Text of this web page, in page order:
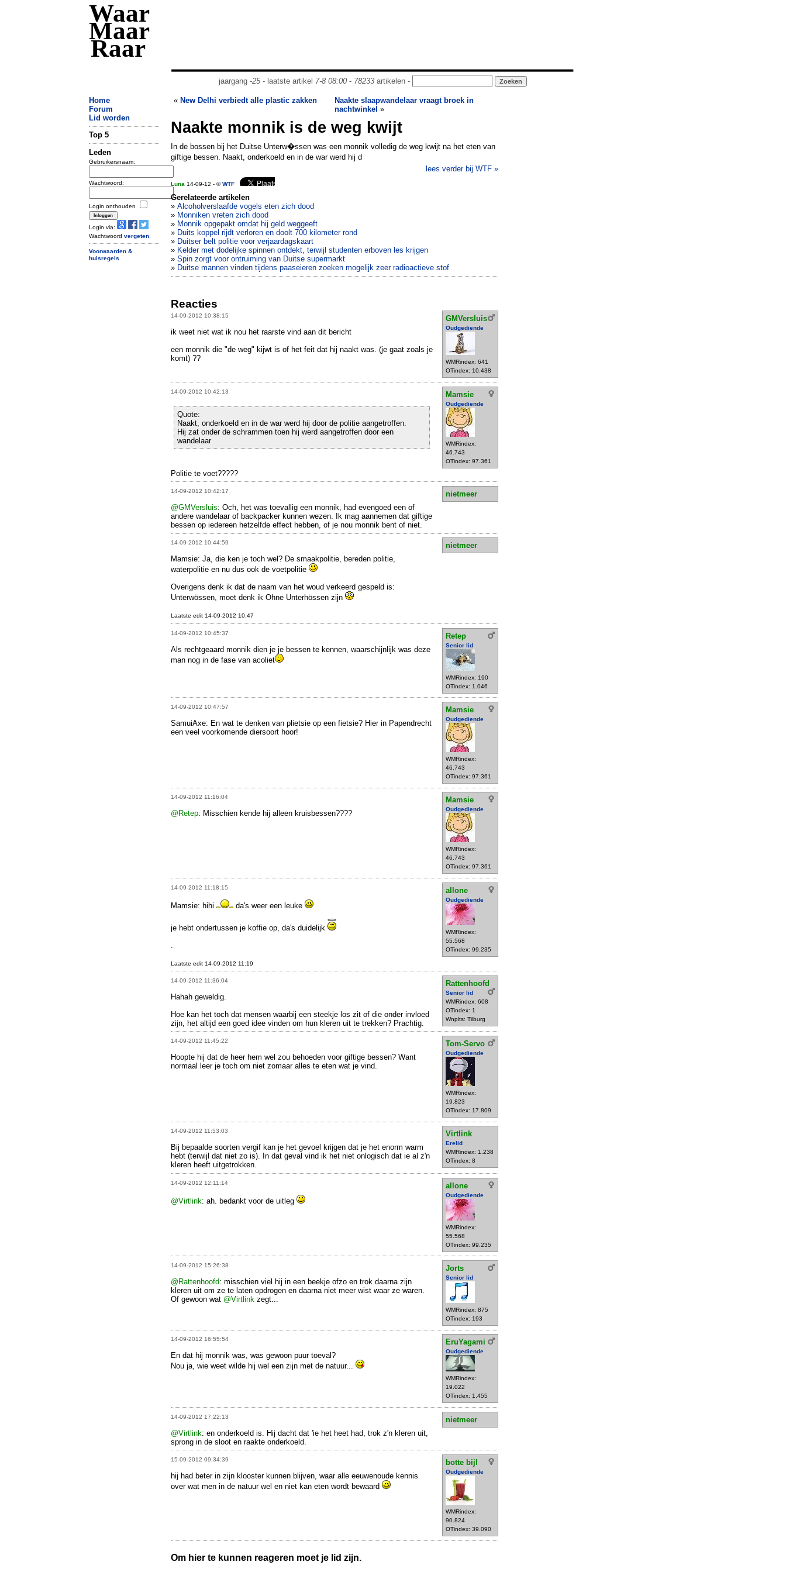
Waar
Maar
Raar
jaargang -25- laatste artikel 7-8 08:00- 78233artikelen -
Home
Forum
Lid worden
Top 5
Leden
Gebruikersnaam:
Wachtwoord:
Login onthouden
Login via:
Wachtwoord vergeten
Voorwaarden &
huisregels
« New Delhi verbiedt alle plastic zakken
Naakte slaapwandelaar vraagt broek in
nachtwinkel »
Naakte monnik is de weg kwijt
In de bossen bij het Duitse Unterw�ssen was een monnik volledig de weg kwijt na het eten van
giftige bessen. Naakt, onderkoeld en in de war werd hij d
lees verder bij WTF »
Luna 14-09-12 - ©WTF
Gerelateerde artikelen
» Alcoholverslaafde vogels eten zich dood
» Monniken vreten zich dood
» Monnik opgepakt omdat hij geld weggeeft
» Duits koppel rijdt verloren en doolt 700 kilometer rond
» Duitser belt politie voor verjaardagskaart
» Kelder met dodelijke spinnen ontdekt, terwijl studenten erboven les krijgen
» Spin zorgt voor ontruiming van Duitse supermarkt
» Duitse mannen vinden tijdens paaseieren zoeken mogelijk zeer radioactieve stof
Reacties
14-09-2012 10:38:15 GMVersluis
Oudgediende
WMRindex: 641
OTindex: 10.438
ik weet niet wat ik nou het raarste vind aan dit bericht
een monnik die "de weg" kijwt is of het feit dat hij naakt was. (je gaat zoals je
komt) ??
14-09-2012 10:42:13 Mamsie
Oudgediende
WMRindex:
46.743
OTindex: 97.361
Quote:
Naakt, onderkoeld en in de war werd hij door de politie aangetroffen.
Hij zat onder de schrammen toen hij werd aangetroffen door een
wandelaar
Politie te voet?????
14-09-2012 10:42:17
nietmeer
@GMVersluis: Och, het was toevallig een monnik, had evengoed een of
andere wandelaar of backpacker kunnen wezen. Ik mag aannemen dat giftige
bessen op iedereen hetzelfde effect hebben, of je nou monnik bent of niet.
14-09-2012 10:44:59
nietmeer
Mamsie: Ja, die ken je toch wel? De smaakpolitie, bereden politie,
waterpolitie en nu dus ook de voetpolitie
Overigens denk ik dat de naam van het woud verkeerd gespeld is:
Unterwössen, moet denk ik Ohne Unterhössen zijn
Laatste edit 14-09-2012 10:47
14-09-2012 10:45:37 Retep
Senior lid
WMRindex: 190
OTindex: 1.046
Als rechtgeaard monnik dien je je bessen te kennen, waarschijnlijk was deze
man nog in de fase van acoliet
14-09-2012 10:47:57 Mamsie
Oudgediende
WMRindex:
46.743
OTindex: 97.361
SamuiAxe: En wat te denken van plietsie op een fietsie? Hier in Papendrecht
een veel voorkomende diersoort hoor!
14-09-2012 11:16:04 Mamsie
Oudgediende
WMRindex:
46.743
OTindex: 97.361
@Retep: Misschien kende hij alleen kruisbessen????
14-09-2012 11:18:15 allone
Oudgediende
WMRindex:
55.568
OTindex: 99.235
Mamsie: hihi da's weer een leuke
je hebt ondertussen je koffie op, da's duidelijk
Laatste edit 14-09-2012 11:19
14-09-2012 11:36:04 Rattenhoofd
Senior lid
WMRindex: 608
OTindex: 1
Wnplts: Tilburg
Hahah geweldig.
Hoe kan het toch dat mensen waarbij een steekje los zit of die onder invloed
zijn, het altijd een goed idee vinden om hun kleren uit te trekken? Prachtig.
14-09-2012 11:45:22 Tom-Servo
Oudgediende
WMRindex:
19.823
OTindex: 17.809
Hoopte hij dat de heer hem wel zou behoeden voor giftige bessen? Want
normaal leer je toch om niet zomaar alles te eten wat je vind.
14-09-2012 11:53:03 Virtlink
Erelid
WMRindex: 1.238
OTindex: 8
Bij bepaalde soorten vergif kan je het gevoel krijgen dat je het enorm warm
hebt (terwijl dat niet zo is). In dat geval vind ik het niet onlogisch dat ie al z'n
kleren heeft uitgetrokken.
14-09-2012 12:11:14 allone
Oudgediende
WMRindex:
55.568
OTindex: 99.235
@Virtlink: ah. bedankt voor de uitleg
14-09-2012 15:26:38 Jorts
Senior lid
WMRindex: 875
OTindex: 193
@Rattenhoofd: misschien viel hij in een beekje ofzo en trok daarna zijn
kleren uit om ze te laten opdrogen en daarna niet meer wist waar ze waren.
Of gewoon wat @Virtlink zegt...
14-09-2012 16:55:54 EruYagami
Oudgediende
WMRindex:
19.022
OTindex: 1.455
En dat hij monnik was, was gewoon puur toeval?
Nou ja, wie weet wilde hij wel een zijn met de natuur...
14-09-2012 17:22:13
nietmeer
@Virtlink: en onderkoeld is. Hij dacht dat 'ie het heet had, trok z'n kleren uit,
sprong in de sloot en raakte onderkoeld.
15-09-2012 09:34:39 botte bijl
Oudgediende
WMRindex:
90.824
OTindex: 39.090
hij had beter in zijn klooster kunnen blijven, waar alle eeuwenoude kennis
over wat men in de natuur wel en niet kan eten wordt bewaard
Om hier te kunnen reageren moet je lid zijn.